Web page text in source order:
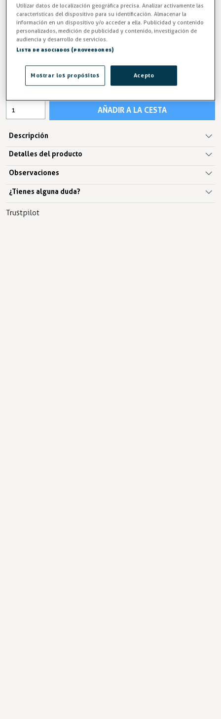
Entrega entre 5 y 7 días
-7% AHORRA -1,09 €
14,83 € 15,92 €
AÑADIR A LA CESTA
Descripción
Detalles del producto
Observaciones
¿Tienes alguna duda?
Trustpilot
Utilizar datos de localización geográfica precisa. Analizar activamente las
características del dispositivo para su identificación. Almacenar la
información en un dispositivo y/o acceder a ella. Publicidad y contenido
personalizados, medición de publicidad y contenido, investigación de
audiencia y desarrollo de servicios.
Lista de asociados (proveedores)
Acepto
Mostrar los propósitos